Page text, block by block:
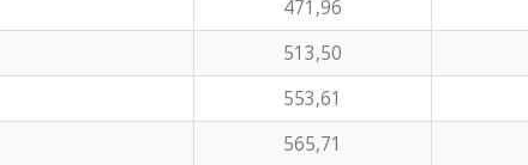
471,96
513,50
553,61
565,71